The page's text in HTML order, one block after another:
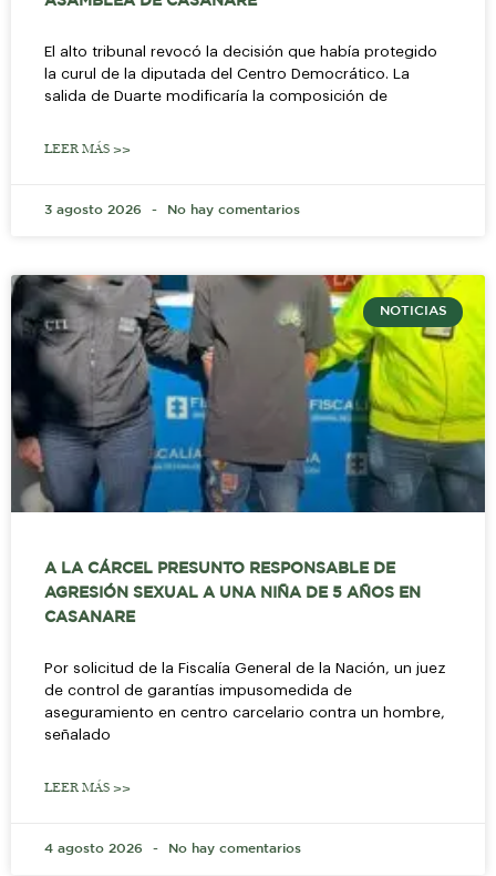
El alto tribunal revocó la decisión que había protegido
la curul de la diputada del Centro Democrático. La
salida de Duarte modificaría la composición de
LEER MÁS >>
3 agosto 2026 No hay comentarios
NOTICIAS
A LA CÁRCEL PRESUNTO RESPONSABLE DE
AGRESIÓN SEXUAL A UNA NIÑA DE 5 AÑOS EN
CASANARE
Por solicitud de la Fiscalía General de la Nación, un juez
de control de garantías impusomedida de
aseguramiento en centro carcelario contra un hombre,
señalado
LEER MÁS >>
4 agosto 2026 No hay comentarios